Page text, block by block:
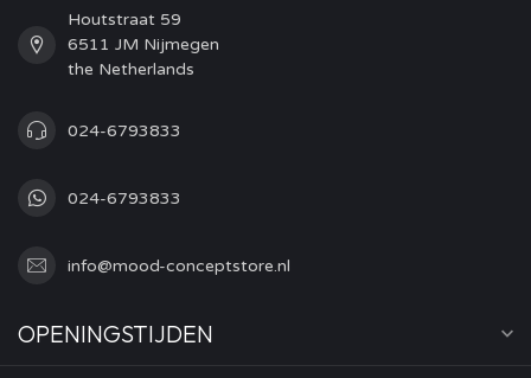
Houtstraat 59
6511 JM Nijmegen
the Netherlands
024-6793833
024-6793833
info@mood-conceptstore.nl
OPENINGSTIJDEN